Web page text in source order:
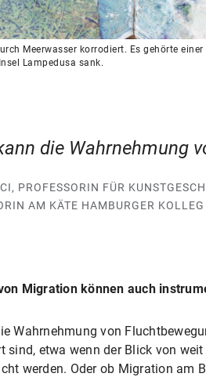
Meerwasser korrodiert. Es gehörte
Lampedusa sank.
die Wahrnehmung
PROFESSORIN FÜR
AM KÄTE HAMBURGER KOLLEG
Migration können auch
Wahrnehmung von
sind, etwa wenn der Blick von
werden. Oder ob Migration am